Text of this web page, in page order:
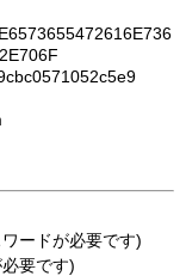
ードが必要です)
要です)